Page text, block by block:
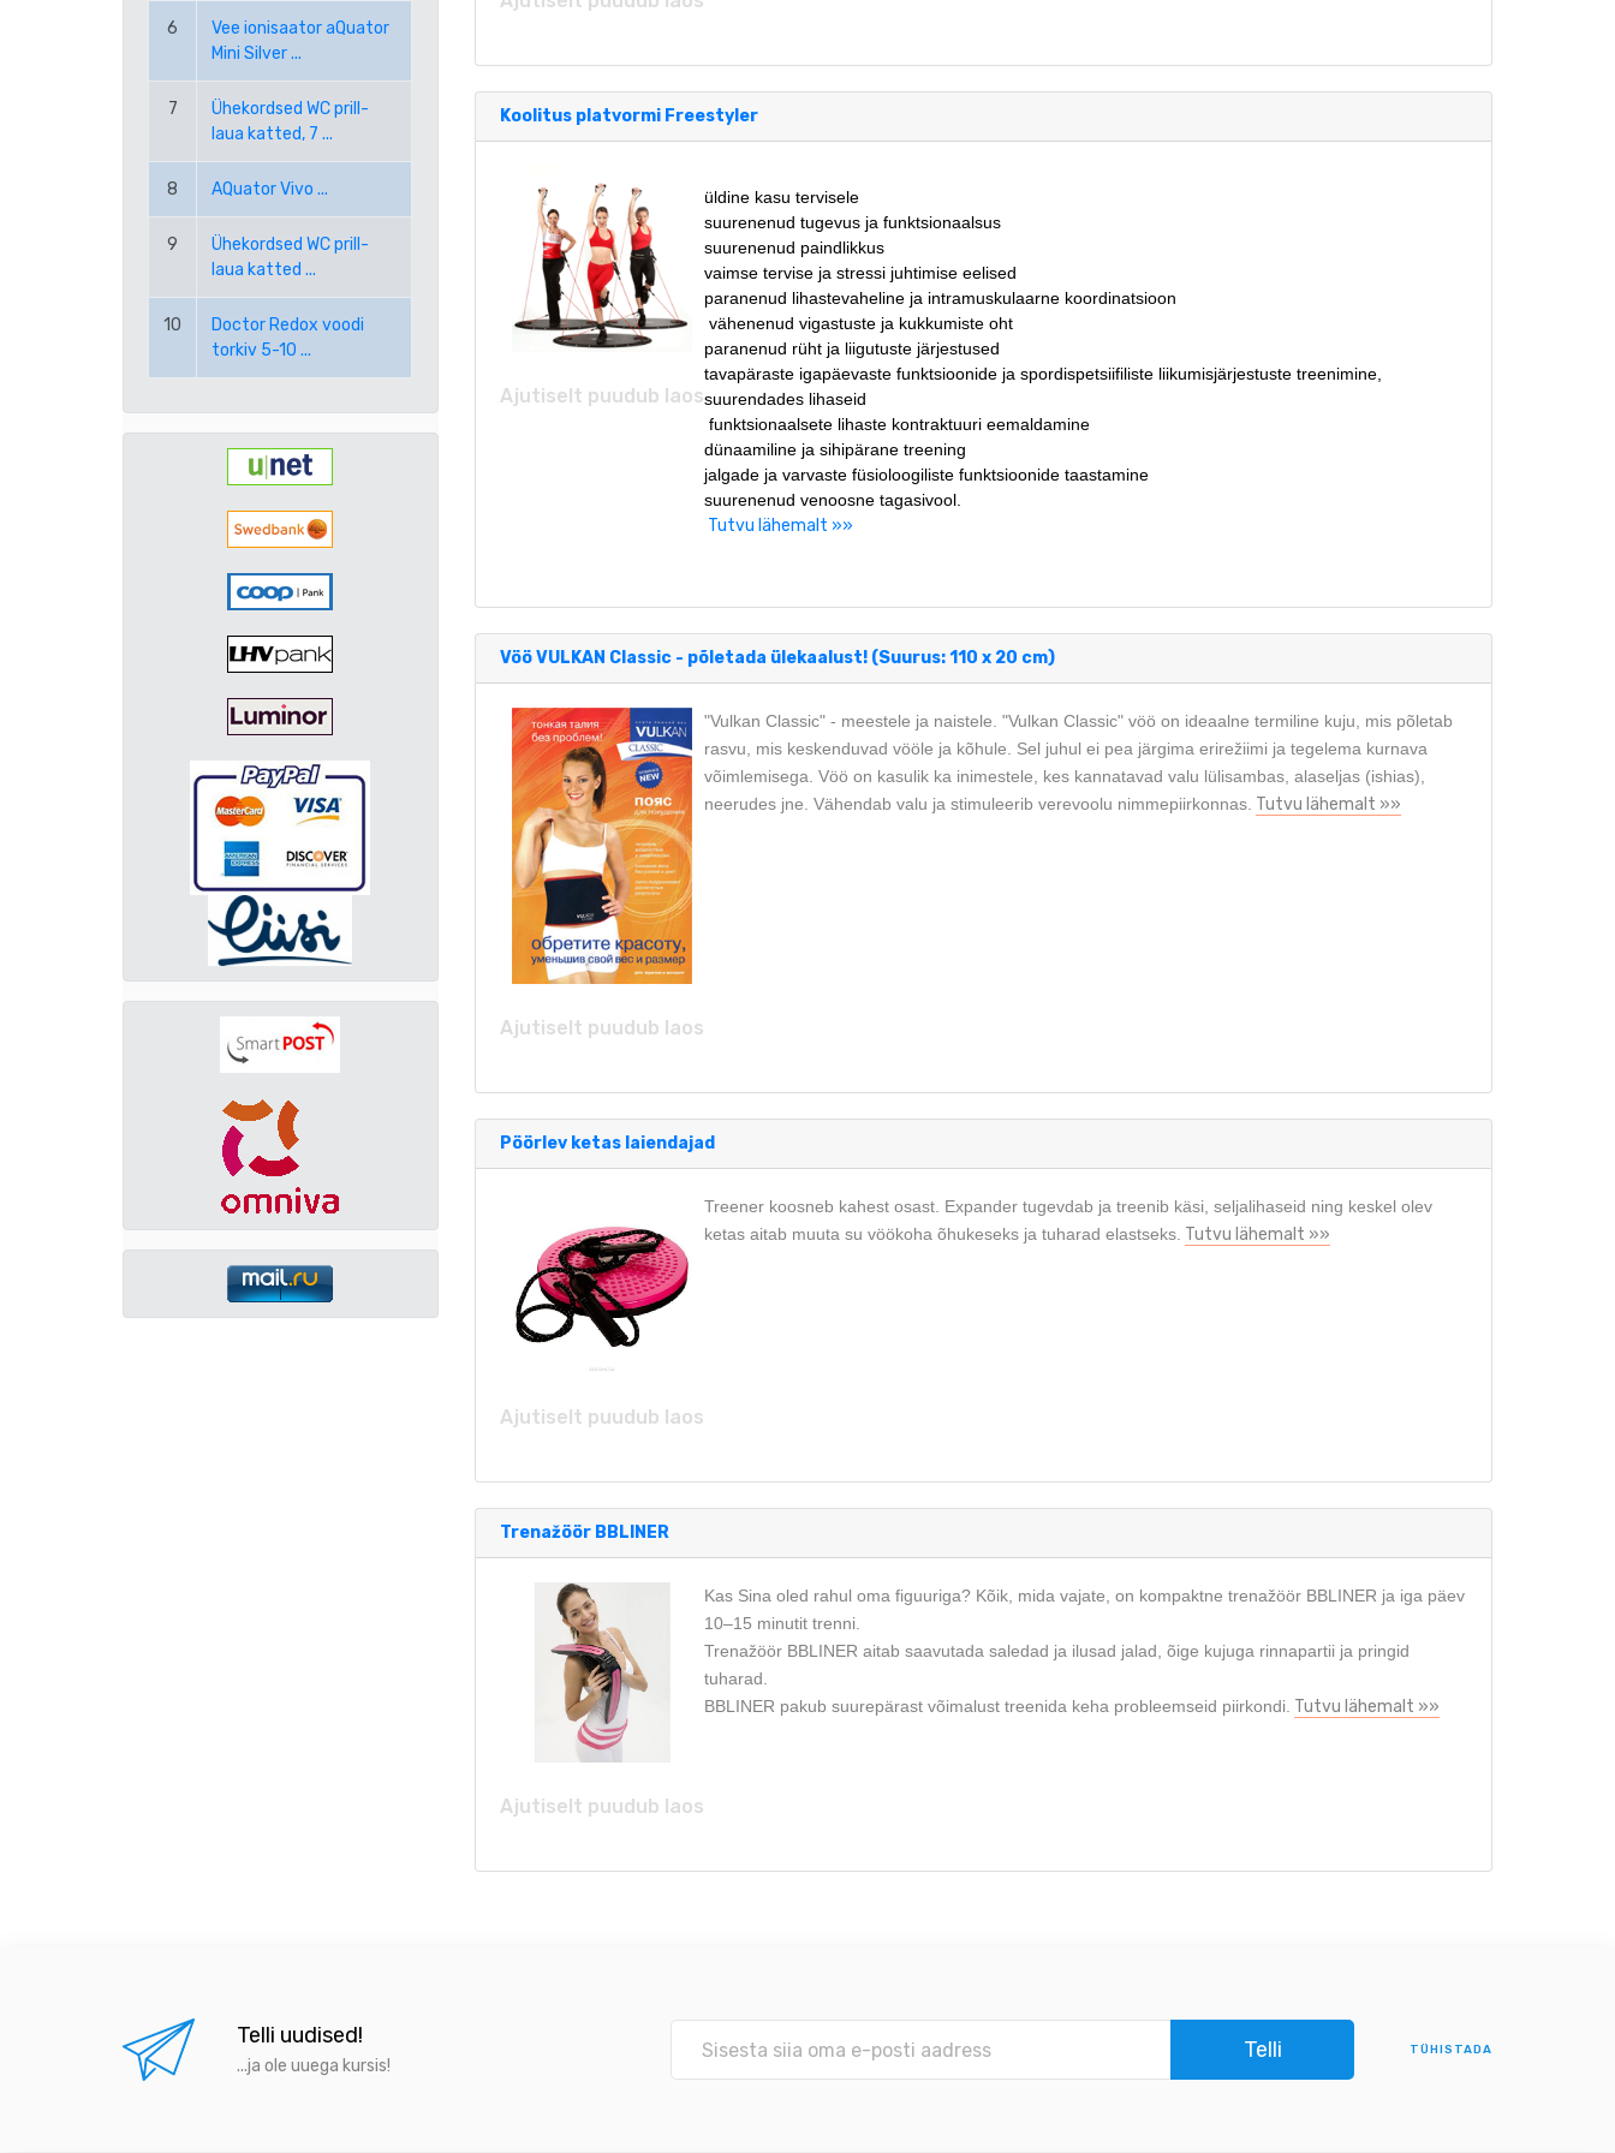
6
Vee ionisaator aQuator
Mini Silver ...
7
Ühekordsed WC prill-
laua katted, 7 ...
8 AQuator Vivo ...
9
Ühekordsed WC prill-
laua katted ...
10
Doctor Redox voodi
torkiv 5-10 ...
Koolitus platvormi Freestyler
Ajutiselt puudub laos
üldine kasu tervisele
suurenenud tugevus ja funktsionaalsus
suurenenud paindlikkus
vaimse tervise ja stressi juhtimise eelised
paranenud lihastevaheline ja intramuskulaarne koordinatsioon
vähenenud vigastuste ja kukkumiste oht
paranenud rüht ja liigutuste järjestused
tavapäraste igapäevaste funktsioonide ja spordispetsiifiliste liikumisjärjestuste treenimine,
suurendades lihaseid
funktsionaalsete lihaste kontraktuuri eemaldamine
dünaamiline ja sihipärane treening
jalgade ja varvaste füsioloogiliste funktsioonide taastamine
suurenenud venoosne tagasivool.
Tutvu lähemalt »»
Vöö VULKAN Classic - põletada ülekaalust! (Suurus: 110 x 20 cm)
Ajutiselt puudub laos
"Vulkan Classic" - meestele ja naistele. "Vulkan Classic" vöö on ideaalne termiline kuju, mis põletab
rasvu, mis keskenduvad vööle ja kõhule. Sel juhul ei pea järgima erirežiimi ja tegelema kurnava
võimlemisega. Vöö on kasulik ka inimestele, kes kannatavad valu lülisambas, alaseljas (ishias),
neerudes jne. Vähendab valu ja stimuleerib verevoolu nimmepiirkonnas. Tutvu lähemalt »»
Pöörlev ketas laiendajad
Ajutiselt puudub laos
Treener koosneb kahest osast. Expander tugevdab ja treenib käsi, seljalihaseid ning keskel olev
ketas aitab muuta su vöökoha õhukeseks ja tuharad elastseks. Tutvu lähemalt »»
Trenažöör BBLINER
Ajutiselt puudub laos
Kas Sina oled rahul oma figuuriga? Kõik, mida vajate, on kompaktne trenažöör BBLINER ja iga päev
10–15 minutit trenni.
Trenažöör BBLINER aitab saavutada saledad ja ilusad jalad, õige kujuga rinnapartii ja pringid
tuharad.
BBLINER pakub suurepärast võimalust treenida keha probleemseid piirkondi. Tutvu lähemalt »»
Telli uudised!
...ja ole uuega kursis!
TÜHISTADA